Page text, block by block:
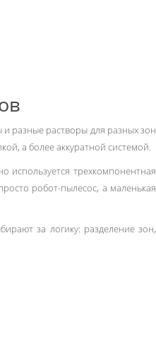
разные растворы для разных зон
а более аккуратной системой.
используется трехкомпонентная
робот-пылесос, а маленькая
за логику: разделение зон,